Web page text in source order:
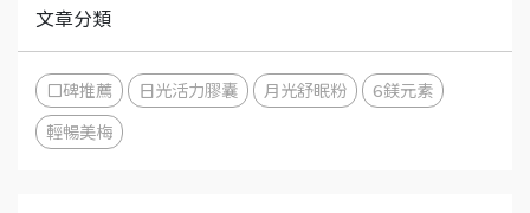
文章分類
口碑推薦 日光活力膠囊 月光舒眠粉 6鎂元素
輕暢美梅